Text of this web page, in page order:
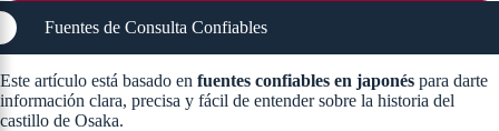
Fuentes de Consulta Confiables
Este artículo está basado en fuentes confiables en japonés para darte
información clara, precisa y fácil de entender sobre la historia del
castillo de Osaka.